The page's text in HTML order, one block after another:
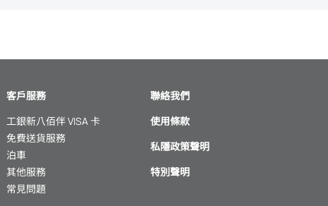
客戶服務
工銀新八佰伴 VISA 卡
免費送貨服務
泊車
其他服務
常見問題
聯絡我們
使用條款
私隱政策聲明
特別聲明